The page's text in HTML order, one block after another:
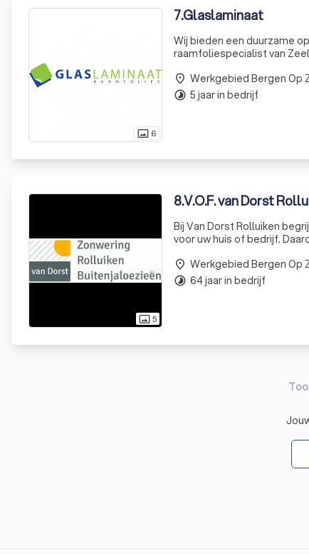
photo_size_select_actual 6
7.Glaslaminaat
Wij bieden een duurzame
raamfoliespecialist van
glasbreuk en waa
place Werkgebied Bergen Op
timelapse 5 jaar in bedrijf
photo_size_select_actual5
8.V.O.F. van Dorst
Bij Van Dorst Rolluiken
voor uw huis of bedrijf.
place Werkgebied Bergen Op
timelapse 64 jaar in bedrijf